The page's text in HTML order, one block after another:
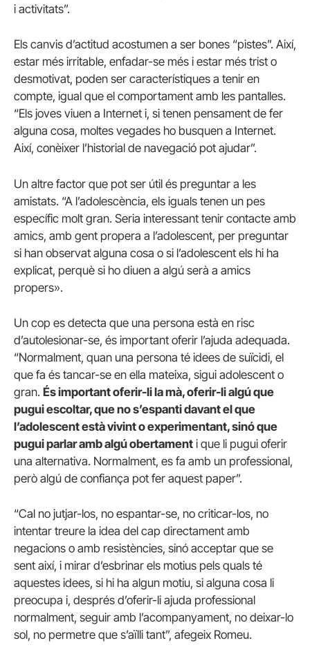
i activitats”.
Els canvis d’actitud acostumen a ser bones “pistes”. Així,
estar més irritable, enfadar-se més i estar més trist o
desmotivat, poden ser característiques a tenir en
compte, igual que el comportament amb les pantalles.
“Els joves viuen a Internet i, si tenen pensament de fer
alguna cosa, moltes vegades ho busquen a Internet.
Així, conèixer l’historial de navegació pot ajudar”.
Un altre factor que pot ser útil és preguntar a les
amistats. “A l’adolescència, els iguals tenen un pes
específic molt gran. Seria interessant tenir contacte amb
amics, amb gent propera a l’adolescent, per preguntar
si han observat alguna cosa o si l’adolescent els hi ha
explicat, perquè si ho diuen a algú serà a amics
propers».
Un cop es detecta que una persona està en risc
d’autolesionar-se, és important oferir l’ajuda adequada.
“Normalment, quan una persona té idees de suïcidi, el
que fa és tancar-se en ella mateixa, sigui adolescent o
gran. És important oferir-li la mà, oferir-li algú que
pugui escoltar, que no s’espanti davant el que
l’adolescent està vivint o experimentant, sinó que
pugui parlar amb algú obertament i que li pugui oferir
una alternativa. Normalment, es fa amb un professional,
però algú de confiança pot fer aquest paper”.
“Cal no jutjar-los, no espantar-se, no criticar-los, no
intentar treure la idea del cap directament amb
negacions o amb resistències, sinó acceptar que se
sent així, i mirar d’esbrinar els motius pels quals té
aquestes idees, si hi ha algun motiu, si alguna cosa li
preocupa i, després d’oferir-li ajuda professional
normalment, seguir amb l’acompanyament, no deixar-lo
sol, no permetre que s’aïlli tant”, afegeix Romeu.